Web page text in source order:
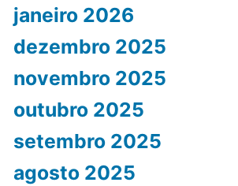
janeiro 2026
dezembro 2025
novembro 2025
outubro 2025
setembro 2025
agosto 2025